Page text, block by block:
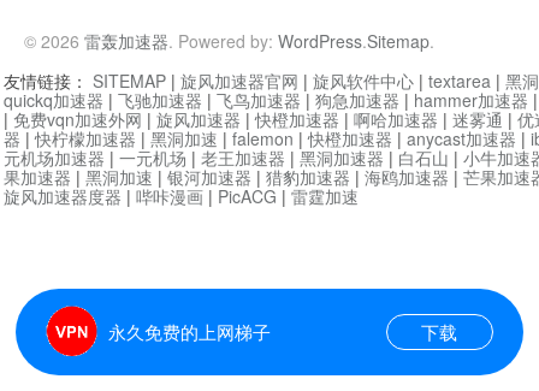
© 2026 雷轰加速器. Powered by: WordPress.Sitemap.
永久免费的上网梯子 下载
友情链接： SITEMAP | 旋风加速器官网 | 旋风软件中心 | textarea | 黑
quickq加速器 | 飞驰加速器 | 飞鸟加速器 | 狗急加速器 | hammer加速器
| 免费vqn加速外网 | 旋风加速器 |快橙加速器 | 啊哈加速器 | 迷雾通 | 优
器 |快柠檬加速器 | 黑洞加速 | falemon |快橙加速器 | anycast加速器 |
元机场加速器 | 一元机场 | 老王加速器 | 黑洞加速器 | 白石山 | 小牛加速
果加速器 | 黑洞加速 | 银河加速器 | 猎豹加速器 | 海鸥加速器 | 芒果加速
旋风加速器度器 | 哔咔漫画 | PicACG | 雷霆加速